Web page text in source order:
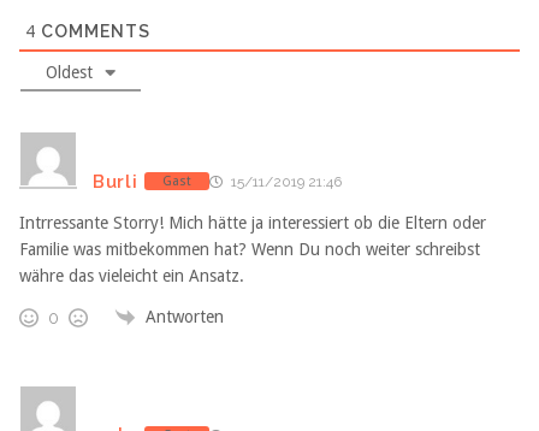
4 COMMENTS
Oldest
Burli Gast 15/11/2019 21:46
Intrressante Storry! Mich hätte ja interessiert ob die Eltern oder
Familie was mitbekommen hat? Wenn Du noch weiter schreibst
währe das vieleicht ein Ansatz.
0 Antworten